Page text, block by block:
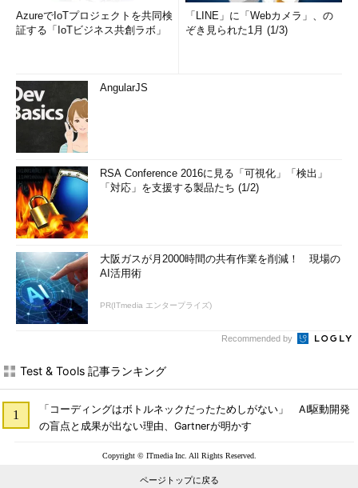
AzureでIoTプロジェクトを共同検
証する「IoTビジネス共創ラボ」
「LINE」に「Webカメラ」、の
ぞき見られた1月 (1/3)
AngularJS
RSA Conference 2016に見る「可視化」「検出」
「対応」を支援する製品たち (1/2)
大阪ガスが月2000時間の共有作業を削減！ 現場の
AI活用術
PR(ITmedia エンタープライズ)
Recommended by
Test & Tools 記事ランキング
「コーディングはボトルネックだったためしがない」 AI駆動開発
の盲点と成果が出ない理由、Gartnerが明かす
Copyright © ITmedia Inc. All Rights Reserved.
ページトップに戻る